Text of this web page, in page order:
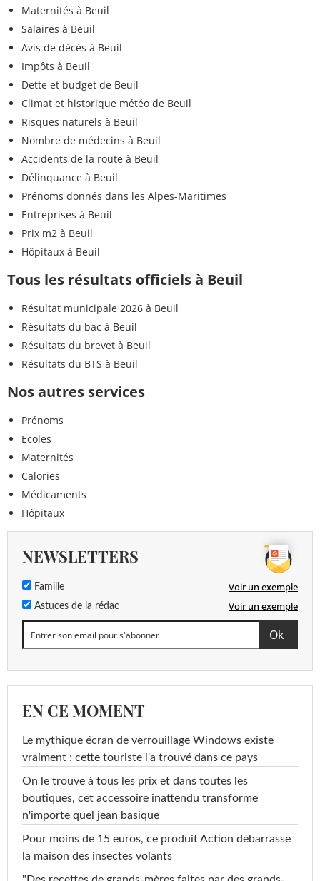
Maternités à Beuil
Salaires à Beuil
Avis de décès à Beuil
Impôts à Beuil
Dette et budget de Beuil
Climat et historique météo de Beuil
Risques naturels à Beuil
Nombre de médecins à Beuil
Accidents de la route à Beuil
Délinquance à Beuil
Prénoms donnés dans les Alpes-Maritimes
Entreprises à Beuil
Prix m2 à Beuil
Hôpitaux à Beuil
Tous les résultats officiels à Beuil
Résultat municipale 2026 à Beuil
Résultats du bac à Beuil
Résultats du brevet à Beuil
Résultats du BTS à Beuil
Nos autres services
Prénoms
Ecoles
Maternités
Calories
Médicaments
Hôpitaux
NEWSLETTERS
Famille Voir un exemple
Astuces de la rédac Voir un exemple
EN CE MOMENT
Le mythique écran de verrouillage Windows existe
vraiment : cette touriste l'a trouvé dans ce pays
On le trouve à tous les prix et dans toutes les
boutiques, cet accessoire inattendu transforme
n'importe quel jean basique
Pour moins de 15 euros, ce produit Action débarrasse
la maison des insectes volants